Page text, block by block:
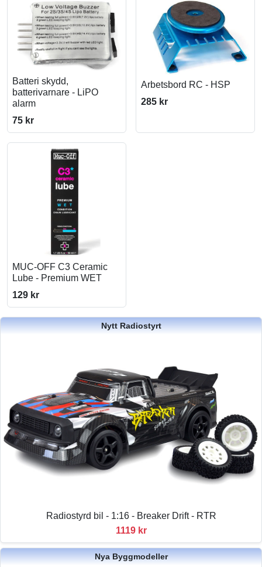
Batteri skydd,
batterivarnare - LiPO
alarm
75 kr
Arbetsbord RC - HSP
285 kr
MUC-OFF C3 Ceramic
Lube - Premium WET
129 kr
Nytt Radiostyrt
Radiostyrd bil - 1:16 - Breaker Drift - RTR
1119 kr
Nya Byggmodeller